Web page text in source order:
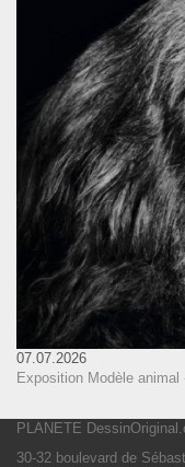
07.07.2026
Exposition Modèle
PLANETE
30-32 boulevard de